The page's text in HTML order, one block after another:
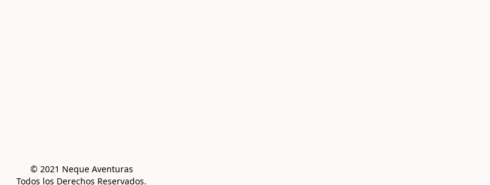
© 2021 Neque Aventuras
Todos los Derechos Reservados.